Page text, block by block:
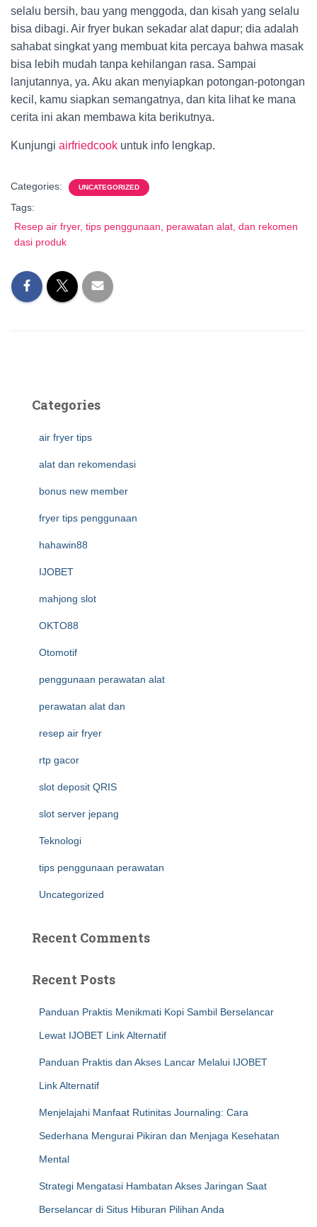
selalu bersih, bau yang menggoda, dan kisah yang selalu
bisa dibagi. Air fryer bukan sekadar alat dapur; dia adalah
sahabat singkat yang membuat kita percaya bahwa masak
bisa lebih mudah tanpa kehilangan rasa. Sampai
lanjutannya, ya. Aku akan menyiapkan potongan-potongan
kecil, kamu siapkan semangatnya, dan kita lihat ke mana
cerita ini akan membawa kita berikutnya.
Kunjungi airfriedcook untuk info lengkap.
Categories: UNCATEGORIZED
Tags:
Resep air fryer, tips penggunaan, perawatan alat, dan rekomen
dasi produk
Categories
air fryer tips
alat dan rekomendasi
bonus new member
fryer tips penggunaan
hahawin88
IJOBET
mahjong slot
OKTO88
Otomotif
penggunaan perawatan alat
perawatan alat dan
resep air fryer
rtp gacor
slot deposit QRIS
slot server jepang
Teknologi
tips penggunaan perawatan
Uncategorized
Recent Comments
Recent Posts
Panduan Praktis Menikmati Kopi Sambil Berselancar
Lewat IJOBET Link Alternatif
Panduan Praktis dan Akses Lancar Melalui IJOBET
Link Alternatif
Menjelajahi Manfaat Rutinitas Journaling: Cara
Sederhana Mengurai Pikiran dan Menjaga Kesehatan
Mental
Strategi Mengatasi Hambatan Akses Jaringan Saat
Berselancar di Situs Hiburan Pilihan Anda